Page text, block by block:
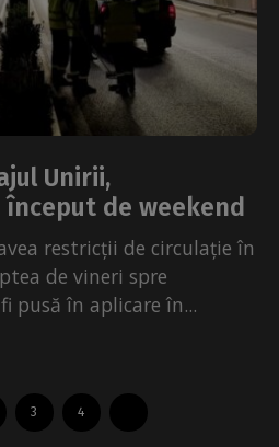
Unirii,
de weekend
restricții de circulație în
de vineri spre
pusă în aplicare în...
3 4